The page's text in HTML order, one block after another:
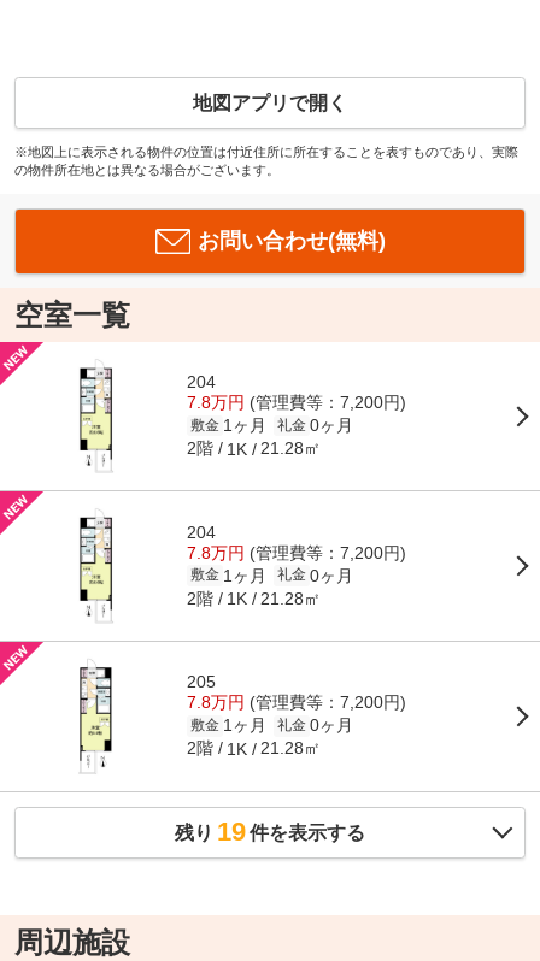
地図アプリで開く
※地図上に表示される物件の位置は付近住所に所在することを表すものであり、実際
の物件所在地とは異なる場合がございます。
お問い合わせ(無料)
空室一覧
204
7.8万円 (管理費等：7,200円)
敷金 1ヶ月 礼金 0ヶ月
2階 1K 21.28㎡
204
7.8万円 (管理費等：7,200円)
敷金 1ヶ月 礼金 0ヶ月
2階 1K 21.28㎡
205
7.8万円 (管理費等：7,200円)
敷金 1ヶ月 礼金 0ヶ月
2階 1K 21.28㎡
残り 19件を表示する
周辺施設